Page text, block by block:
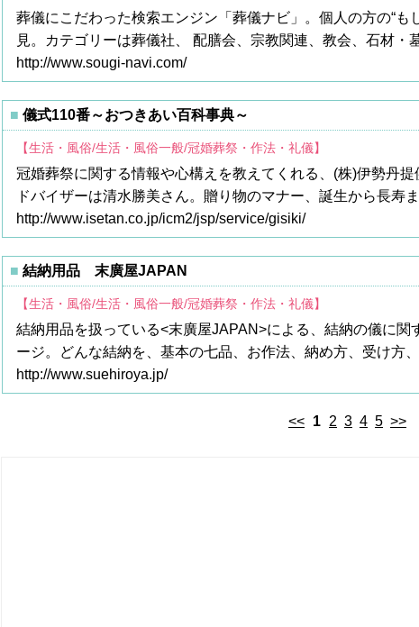
葬儀にこだわった検索エンジン「葬儀ナビ」。個人の方の“
見。カテゴリーは葬儀社、 配膳会、宗教関連、教会、石材・
http://www.sougi-navi.com/
儀式110番～おつきあい百科事典～
【生活・風俗/生活・風俗一般/冠婚葬祭・作法・礼儀】
冠婚葬祭に関する情報や心構えを教えてくれる、(株)伊勢丹
ドバイザーは清水勝美さん。贈り物のマナー、誕生から長寿
http://www.isetan.co.jp/icm2/jsp/service/gisiki/
結納用品 末廣屋JAPAN
【生活・風俗/生活・風俗一般/冠婚葬祭・作法・礼儀】
結納用品を扱っている<末廣屋JAPAN>による、結納の儀に
ージ。どんな結納を、基本の七品、お作法、納め方、受け方
http://www.suehiroya.jp/
<< 1 2 3 4 5 >>